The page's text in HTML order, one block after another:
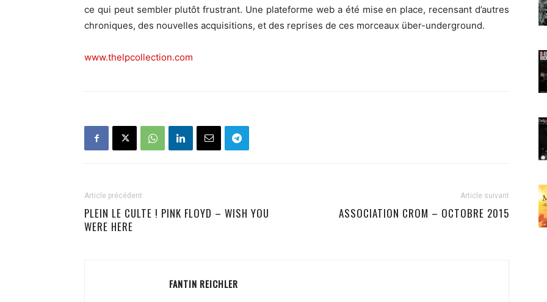
ce qui peut sembler plutôt frustrant. Une plateforme web a été mise en place, recensant d’autres
chroniques, des nouvelles acquisitions, et des reprises de ces morceaux über-underground.
www.thelpcollection.com
Article précédent
PLEIN LE CULTE ! PINK FLOYD – WISH YOU
WERE HERE
Article suivant
ASSOCIATION CROM – OCTOBRE 2015
FANTIN REICHLER